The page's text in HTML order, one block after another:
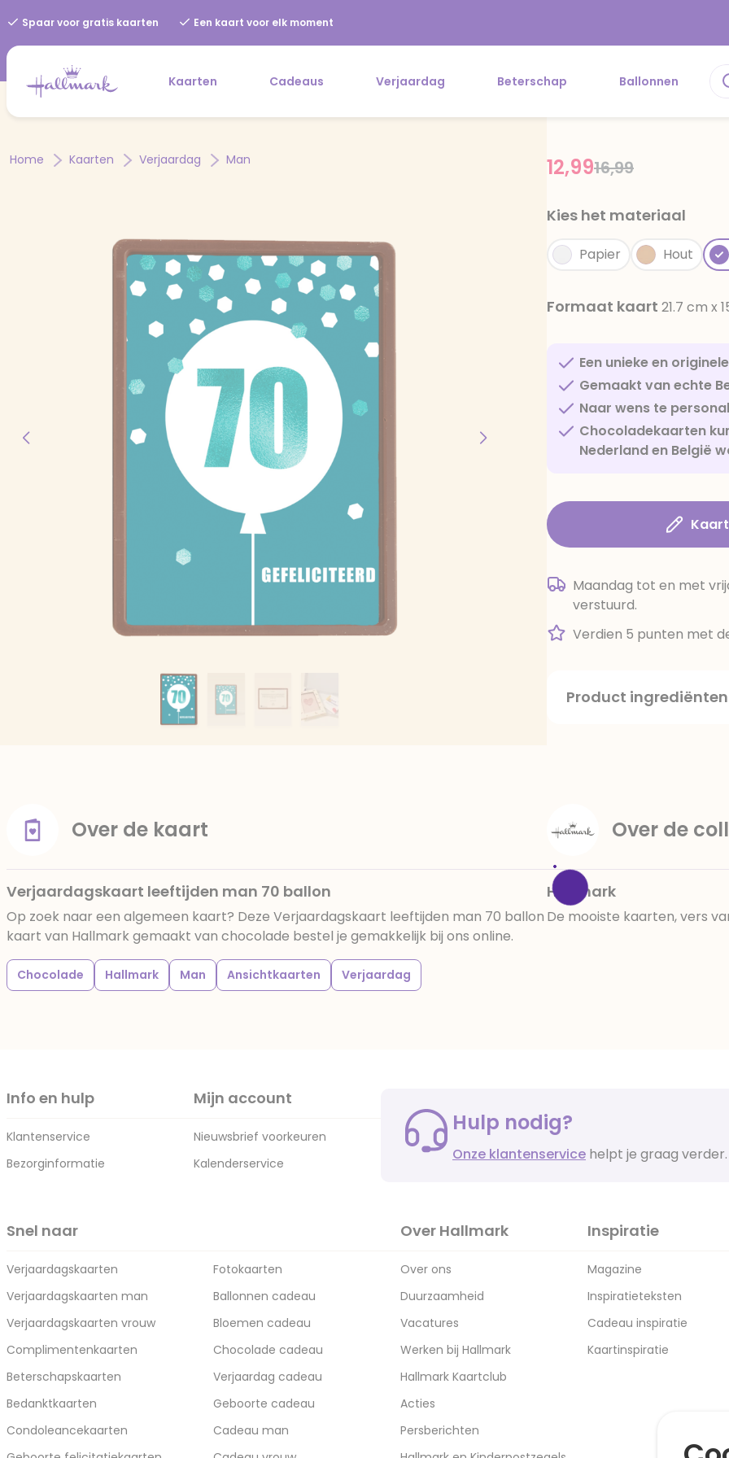
Spaar voor gratis kaarten Een kaart voor elk moment
Kaarten Cadeaus Verjaardag Beterschap Ballonnen
Home Kaarten Verjaardag Man Price reduced
16,99to
12,99
Kies het materiaal
Papier Hout
Formaat kaart 21.7 cm x
Een unieke en
Gemaakt van echte
Naar wens te
Chocoladekaarten
Nederland en België
Maandag tot en met
verstuurd.
Verdien 5 punten met
Product ingrediënten
beïnvloeden, E133, E151.
en droog bewaren.
Over de kaart
Verjaardagskaart leeftijden man 70 ballon
Op zoek naar een algemeen kaart? Deze Verjaardagskaart leeftijden man 70 ballon
kaart van Hallmark gemaakt van chocolade bestel je gemakkelijk bij ons online.
Chocolade Hallmark Man Ansichtkaarten Verjaardag
Over de
Hallmark
De mooiste kaarten, vers
Info en hulp
Klantenservice
Bezorginformatie
Mijn account
Nieuwsbrief voorkeuren
Kalenderservice
Hulp nodig?
Onze klantenservice helpt je graag verder.
Snel naar
Verjaardagskaarten
Verjaardagskaarten man
Verjaardagskaarten vrouw
Complimentenkaarten
Beterschapskaarten
Bedanktkaarten
Condoleancekaarten
Fotokaarten
Ballonnen cadeau
Bloemen cadeau
Chocolade cadeau
Verjaardag cadeau
Geboorte cadeau
Cadeau man
Over Hallmark
Over ons
Duurzaamheid
Vacatures
Werken bij Hallmark
Hallmark Kaartclub
Acties
Persberichten
Inspiratie
Magazine
Inspiratieteksten
Cadeau inspiratie
Kaartinspiratie